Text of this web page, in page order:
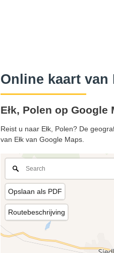
Online kaart van
Ełk, Polen op Google
Reist u naar Ełk, Polen? De
van Ełk van Google Maps.
Opslaan als PDF
Routebeschrijving